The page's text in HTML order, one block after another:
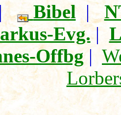
Bibel|
Evg.|
Offbg|